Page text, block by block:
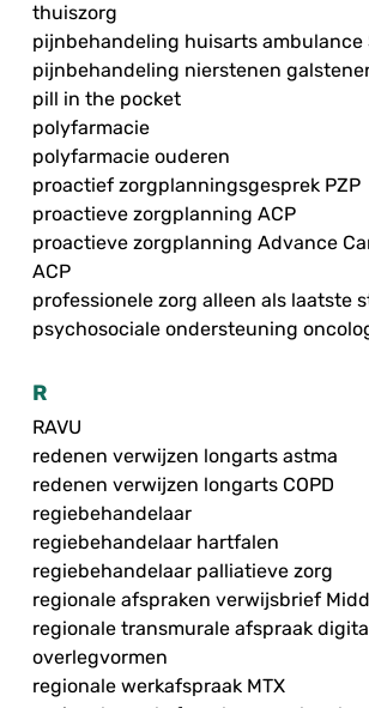
thuiszorg
pijnbehandeling huisarts ambulance
pijnbehandeling nierstenen
pill in the pocket
polyfarmacie
polyfarmacie ouderen
proactief zorgplanningsgesprek PZP
proactieve zorgplanning ACP
proactieve zorgplanning Advance
ACP
professionele zorg alleen als laatste
psychosociale ondersteuning
R
RAVU
redenen verwijzen longarts astma
redenen verwijzen longarts COPD
regiebehandelaar
regiebehandelaar hartfalen
regiebehandelaar palliatieve zorg
regionale afspraken verwijsbrief
regionale transmurale afspraak
overlegvormen
regionale werkafspraak MTX